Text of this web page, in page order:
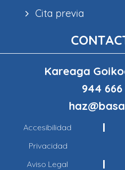
Cita previa
Kareaga
944
Accesibilidad
Privacidad
Aviso Legal